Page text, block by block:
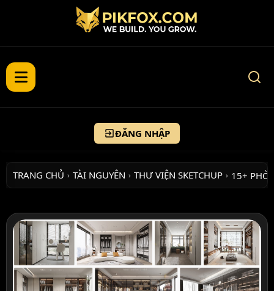
ĐĂNG NHẬP
TRANG CHỦ › TÀI NGUYÊN › THƯ VIỆN SKETCHUP › 15+